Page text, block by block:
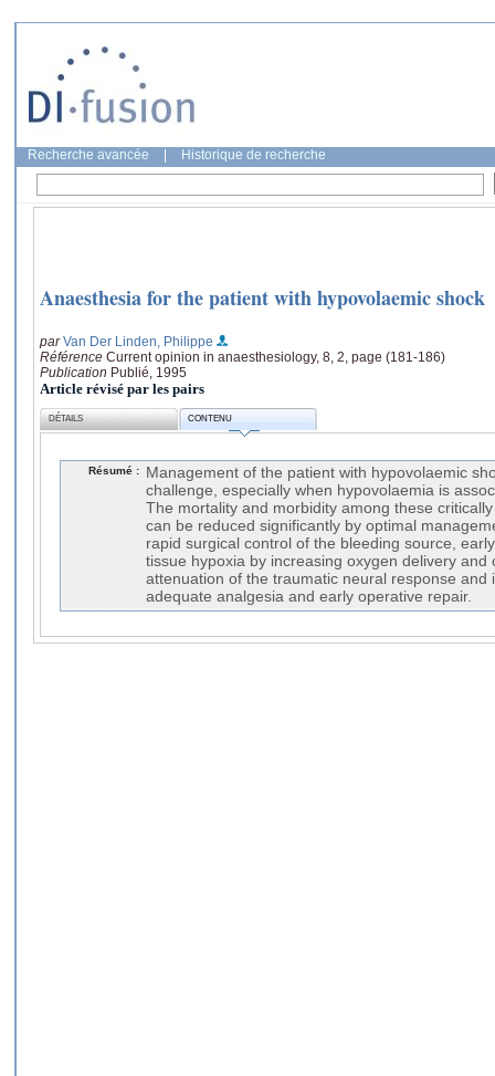
Recherche avancée Historique de recherche
Anaesthesia for the patient with hypovolaemic shock
parVan Der Linden, Philippe
Référence Current opinion in anaesthesiology, 8, 2, page (181-186)
Publication Publié, 1995
Article révisé par les pairs
DÉTAILS CONTENU
Résumé :
Management of the patient with hypovolaemic
challenge, especially when hypovolaemia is
The mortality and morbidity among these
can be reduced significantly by optimal
rapid surgical control of the bleeding source,
tissue hypoxia by increasing oxygen delivery and
attenuation of the traumatic neural response and
adequate analgesia and early operative repair.